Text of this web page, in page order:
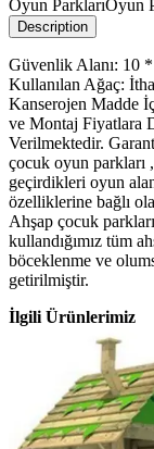
Oyun ParklarıOyun
Description
Güvenlik Alanı: 10
Kullanılan Ağaç:
Kanserojen Madde
ve Montaj Fiyatlara
Verilmektedir.
çocuk oyun parkları
geçirdikleri oyun
özelliklerine bağlı
Ahşap çocuk
kullandığımız tüm
böceklenme ve
getirilmiştir.
İlgili Ürünlerimiz